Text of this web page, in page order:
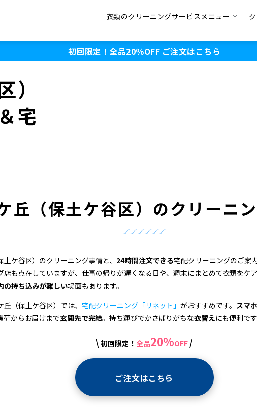
衣類のクリーニングサービスメニュー
初回限定！全品20％OFF ご注文はこちら
宅
丘（保土ケ谷区）のクリーニ
土ケ谷区）のクリーニング事情と、 24時間注文できる宅配クリーニングのご案
店も点在していますが、仕事の帰りが遅くなる日や、週末にまとめて衣類をケ
の持ち込みが難しい場面もあります。
丘（保土ケ谷区）では、 宅配クリーニング「リネット」 がおすすめです。 スマ
荷からお届けまで玄関先で完結。持ち運びでかさばりがちな衣替えにも便利で
\ 初回限定！ 全品20%OFF /
ご注文はこちら